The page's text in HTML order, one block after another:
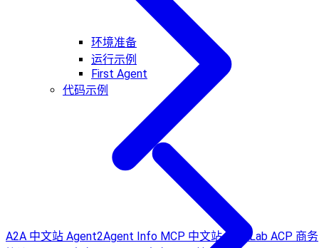
环境准备
运行示例
First Agent
代码示例
A2A 中文站 Agent2Agent Info MCP 中文站AP2 Lab ACP 商务